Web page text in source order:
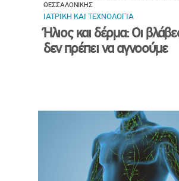
ΘΕΣΣΑΛΟΝΙΚΗΣ
ΙΑΤΡΙΚΗ ΚΑΙ ΤΕΧΝΟΛΟΓΙΑ
Ήλιος και δέρμα: Οι
δεν πρέπει να αγνοούμε